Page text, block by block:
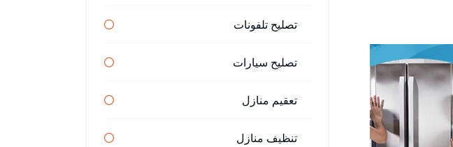
تصليح تلفونات
تصليح سيارات
تعقيم منازل
تنظيف منازل